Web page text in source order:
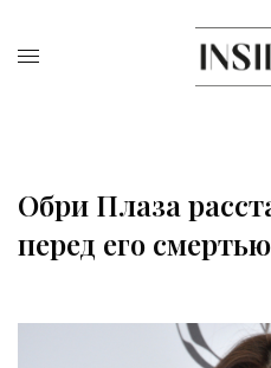
Обри Плаза
перед его смертью